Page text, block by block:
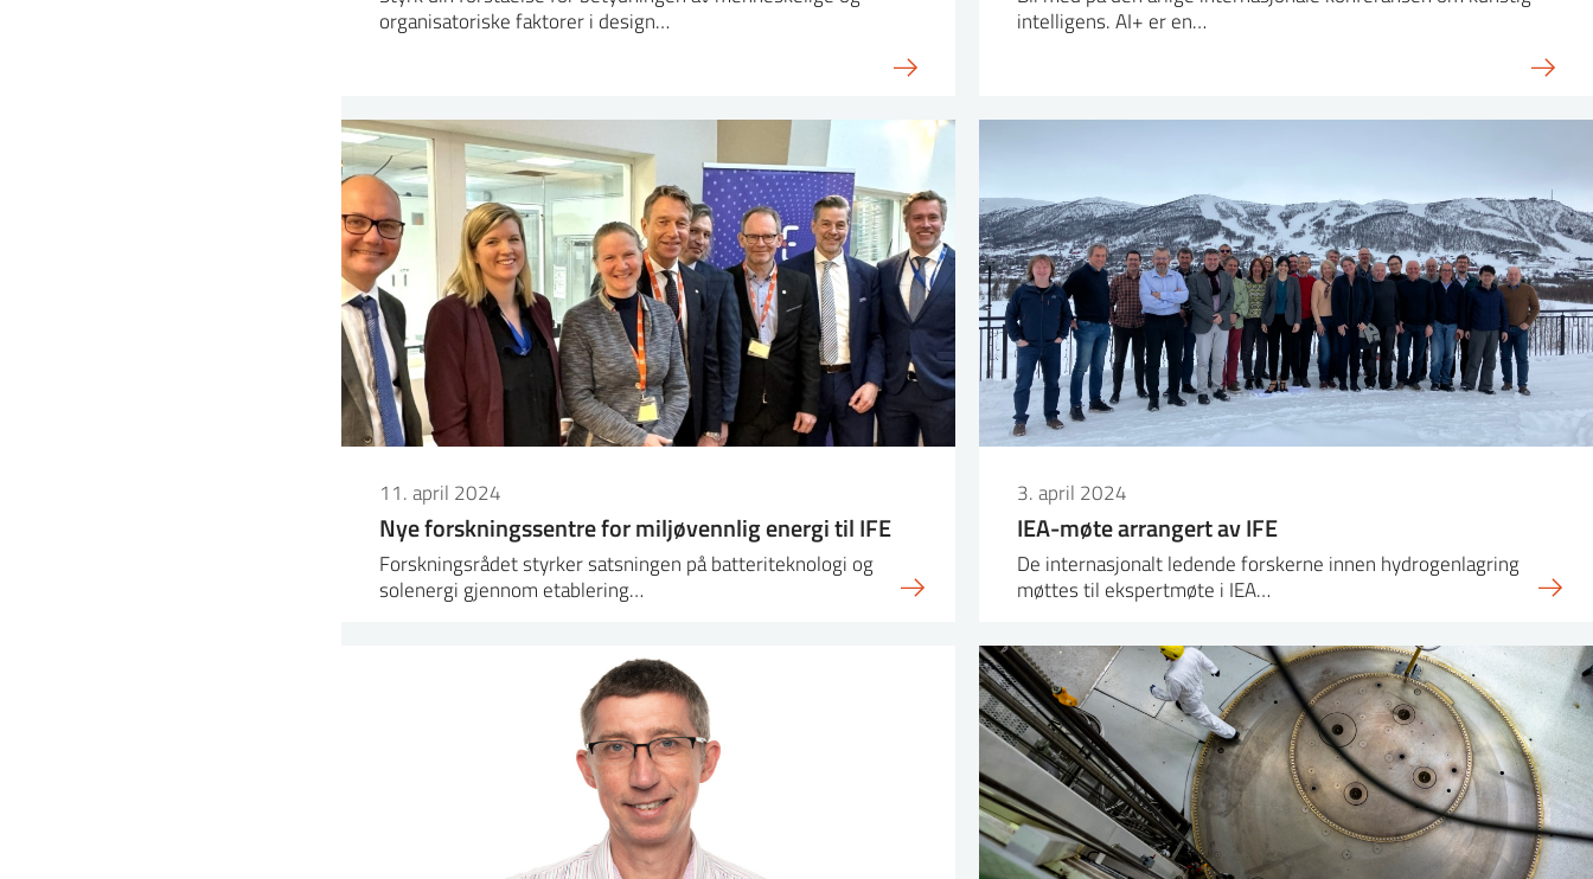
organisatoriske faktorer i design…
intelligens. AI+ er en…
11. april 2024
Nye forskningssentre for miljøvennlig energi til IFE
Forskningsrådet styrker satsningen på batteriteknologi og
solenergi gjennom etablering…
3. april 2024
IEA-møte arrangert av IFE
De internasjonalt ledende forskerne innen hydrogenlagring
møttes til ekspertmøte i IEA…